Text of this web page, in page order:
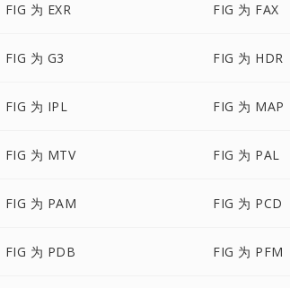
FIG 为 EXR FIG 为 FAX
FIG 为 G3 FIG 为 HDR
FIG 为 IPL FIG 为 MAP
FIG 为 MTV FIG 为 PAL
FIG 为 PAM FIG 为 PCD
FIG 为 PDB FIG 为 PFM